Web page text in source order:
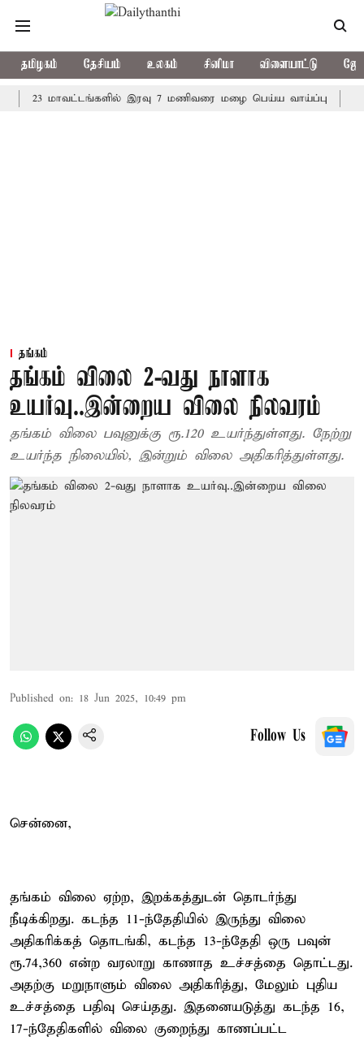
தமிழகம் தேசியம் உலகம் சினிமா விளையாட்டு
மாவட்டங்களில் இரவு 7 மணிவரை மழை பெய்ய வாய்ப்பு கொரிய
தங்கம்
தங்கம் விலை 2-வது நாளாக
உயர்வு..இன்றைய விலை நிலவரம்
தங்கம் விலை பவுனுக்கு ரூ.120 உயர்ந்துள்ளது. நேற்று
உயர்ந்த நிலையில், இன்றும் விலை அதிகரித்துள்ளது.
Published on: 18 Jun 2025, 10:49 pm
Follow Us
சென்னை,
தங்கம் விலை ஏற்ற, இறக்கத்துடன் தொடர்ந்து
நீடிக்கிறது. கடந்த 11-ந்தேதியில் இருந்து விலை
அதிகரிக்கத் தொடங்கி, கடந்த 13-ந்தேதி ஒரு பவுன்
ரூ.74,360 என்ற வரலாறு காணாத உச்சத்தை தொட்டது.
அதற்கு மறுநாளும் விலை அதிகரித்து, மேலும் புதிய
உச்சத்தை பதிவு செய்தது. இதனையடுத்து கடந்த 16,
17-ந்தேதிகளில் விலை குறைந்து காணப்பட்ட